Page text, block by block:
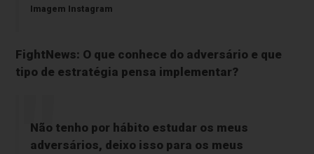
Imagem Instagram
FightNews: O que conhece do adversário e que
tipo de estratégia pensa implementar?
Não tenho por hábito estudar os meus
adversários, deixo isso para os meus